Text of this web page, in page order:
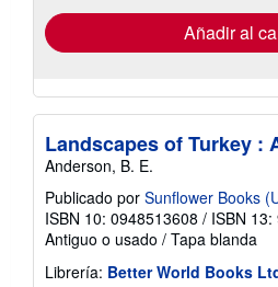
envío
Añadir al
Landscapes of Turkey :
Anderson, B. E.
Publicado por Sunflower Books
ISBN 10: 0948513608 / ISBN
Antiguo o usado / Tapa blanda
Librería: Better World Books